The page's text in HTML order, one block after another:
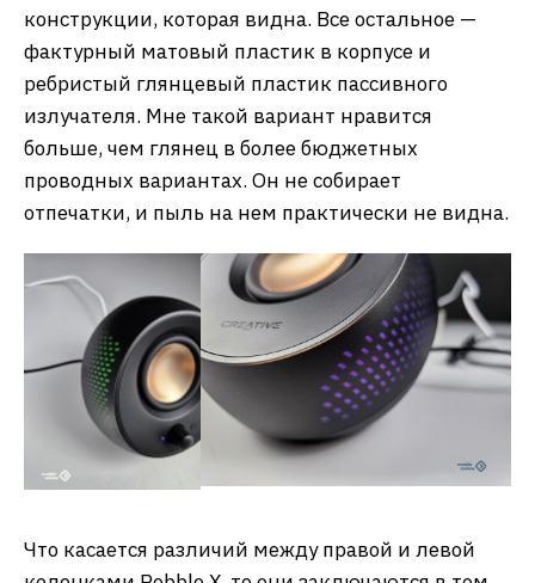
конструкции, которая видна. Все остальное —
фактурный матовый пластик в корпусе и
ребристый глянцевый пластик пассивного
излучателя. Мне такой вариант нравится
больше, чем глянец в более бюджетных
проводных вариантах. Он не собирает
отпечатки, и пыль на нем практически не видна.
Что касается различий между правой и левой